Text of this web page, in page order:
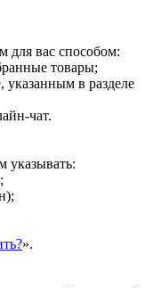
для вас способом:
товары;
указанным в разделе
чат.
указывать:
».